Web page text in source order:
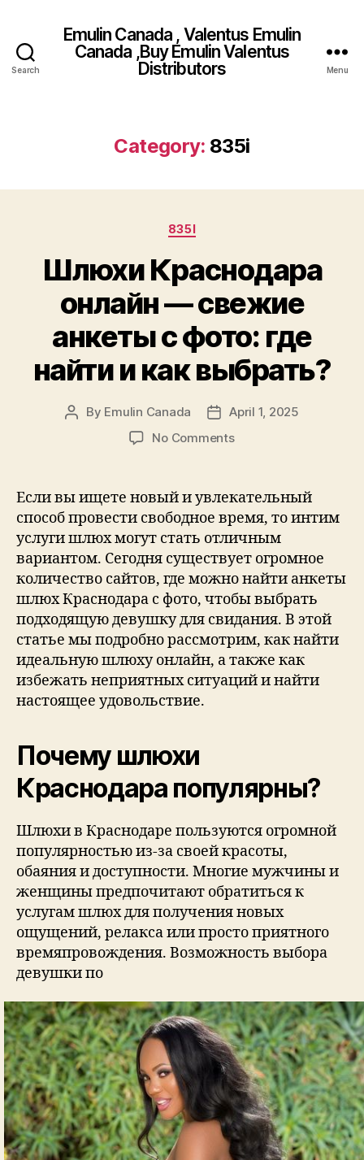
Search
Emulin Canada , Valentus Emulin
Canada ,Buy Emulin Valentus
Distributors
Menu
Category: 835i
Categories
835I
Шлюхи Краснодара
онлайн — свежие
анкеты с фото: где
найти и как выбрать?
Post
By Emulin Canada
PostApril 1, 2025
No Commentson
свежие
анкеты
с
фото:
где
найти
и
выбрать?
Если вы ищете новый и увлекательный
способ провести свободное время, то интим
услуги шлюх могут стать отличным
вариантом. Сегодня существует огромное
количество сайтов, где можно найти анкеты
шлюх Краснодара с фото, чтобы выбрать
подходящую девушку для свидания. В этой
статье мы подробно рассмотрим, как найти
идеальную шлюху онлайн, а также как
избежать неприятных ситуаций и найти
настоящее удовольствие.
Почему шлюхи
Краснодара популярны?
Шлюхи в Краснодаре пользуются огромной
популярностью из-за своей красоты,
обаяния и доступности. Многие мужчины и
женщины предпочитают обратиться к
услугам шлюх для получения новых
ощущений, релакса или просто приятного
времяпровождения. Возможность выбора
девушки по